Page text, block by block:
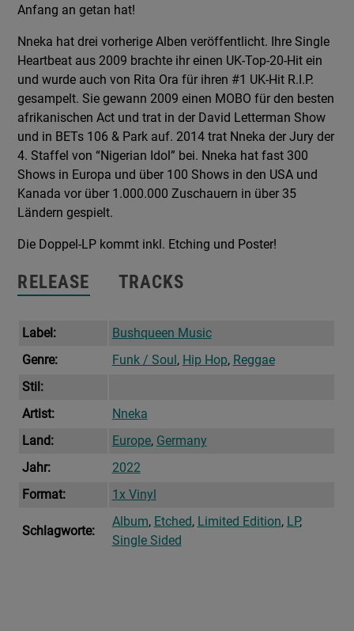
Anfang an getan hat!
Nneka hat drei vorherige Alben veröffentlicht. Ihre Single
Heartbeat aus 2009 brachte ihr einen UK-Top-20-Hit ein
und wurde auch von Rita Ora für ihren #1 UK-Hit R.I.P.
gesampelt. Sie gewann 2009 einen MOBO für den besten
afrikanischen Act und trat in der David Letterman Show
und in BETs 106 & Park auf. 2014 trat Nneka der Jury der
4. Staffel von “Nigerian Idol” bei. Nneka hat fast 300
Shows in Europa und über 100 Shows in den USA und
Kanada vor über 1.000.000 Zuschauern in über 35
Ländern gespielt.
Die Doppel-LP kommt inkl. Etching und Poster!
RELEASE TRACKS
Label:
Bushqueen Music
Genre:
Funk / Soul, Hip Hop, Reggae
Stil:
Artist:
Nneka
Land:
Europe, Germany
Jahr:
2022
Format:
1x Vinyl
Schlagworte:
Album, Etched, Limited Edition, LP,
Single Sided